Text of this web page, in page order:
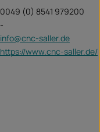
0049 (0) 8541 979200
-
info@cnc-saller.de
https://www.cnc-saller.de/